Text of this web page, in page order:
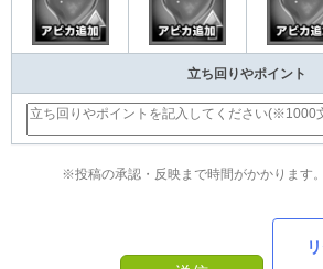
立ち回りやポイント
※投稿の承認・反映まで時間がかかります